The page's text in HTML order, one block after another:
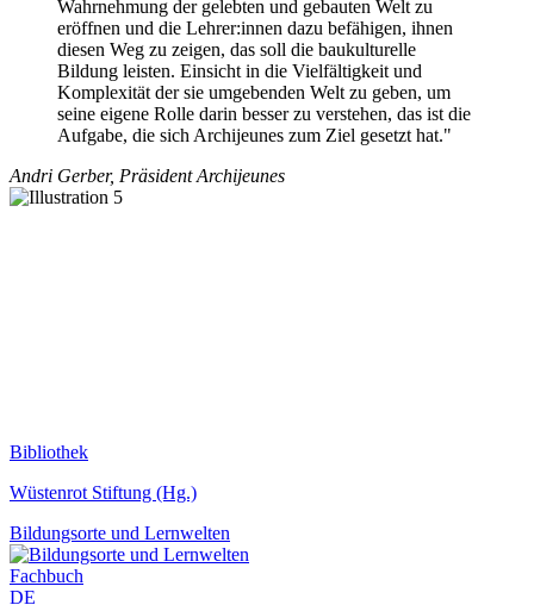
Wahrnehmung der gelebten und gebauten Welt zu
eröffnen und die Lehrer:innen dazu befähigen, ihnen
diesen Weg zu zeigen, das soll die baukulturelle
Bildung leisten. Einsicht in die Vielfältigkeit und
Komplexität der sie umgebenden Welt zu geben, um
seine eigene Rolle darin besser zu verstehen, das ist die
Aufgabe, die sich Archijeunes zum Ziel gesetzt hat."
Andri Gerber, Präsident Archijeunes
Bibliothek
Wüstenrot Stiftung (Hg.)
Bildungsorte und Lernwelten
Fachbuch
DE